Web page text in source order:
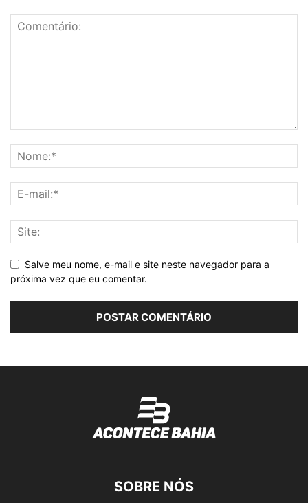
Salve meu nome, e-mail e site neste navegador para a
próxima vez que eu comentar.
SOBRE NÓS